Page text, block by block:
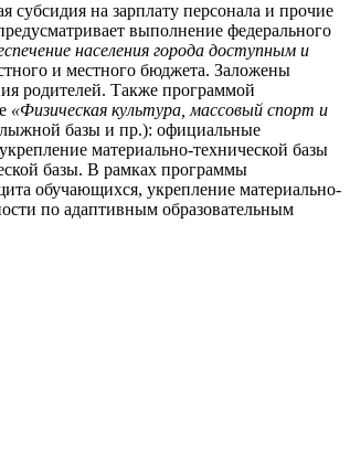
субсидия на зарплату персонала и прочие
выполнение федерального
населения города доступным и
и местного бюджета. Заложены
родителей. Также программой
«Физическая культура, массовый спорт и
базы и пр.): официальные
материально-технической базы
базы. В рамках программы
обучающихся, укрепление материально-
по адаптивным образовательным